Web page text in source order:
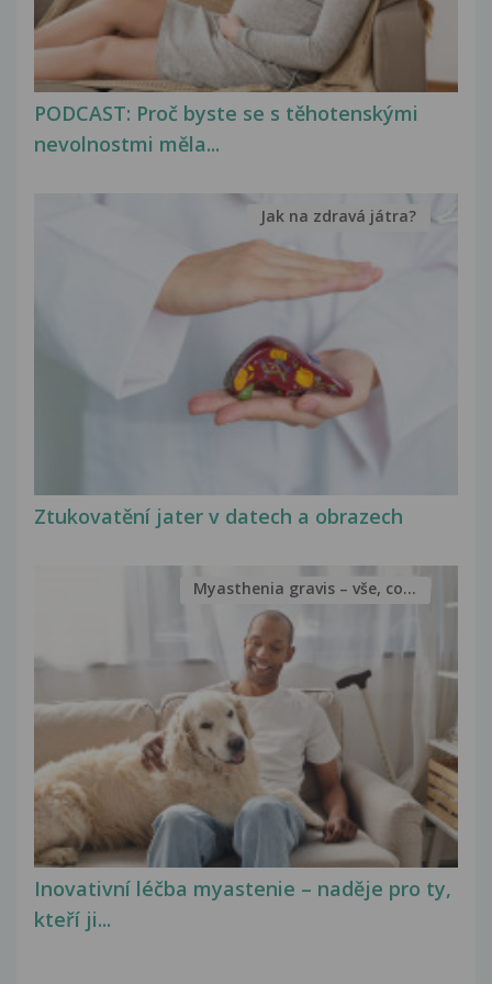
PODCAST: Proč byste se s těhotenskými
nevolnostmi měla...
Ztukovatění jater v datech a obrazech
Jak na zdravá játra?
Inovativní léčba myastenie – naděje pro ty,
kteří ji...
Myasthenia gravis – vše, co...